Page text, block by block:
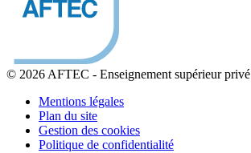
© 2026 AFTEC - Enseignement supérieur privé
Mentions légales
Plan du site
Gestion des cookies
Politique de confidentialité